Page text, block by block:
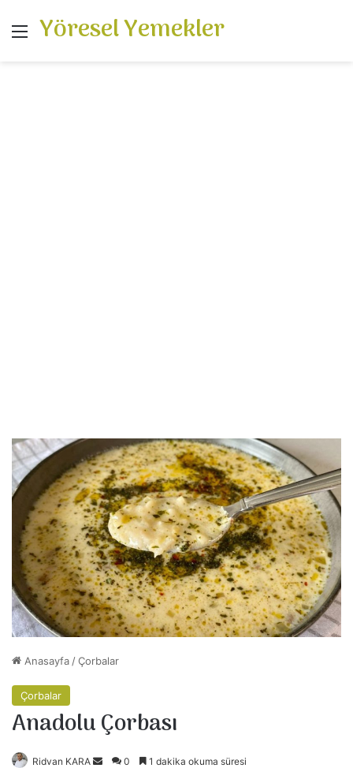
Menü
Yöresel Yemekler
Anasayfa /Çorbalar
Çorbalar
Anadolu Çorbası
Ridvan KARA 0 1 dakika okuma süresi